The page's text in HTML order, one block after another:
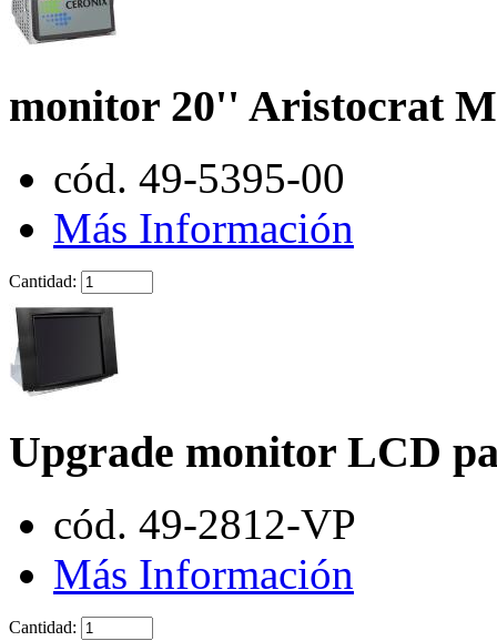
monitor 20'' Aristocrat
cód. 49-5395-00
Más Información
Cantidad:
Upgrade monitor LCD
cód. 49-2812-VP
Más Información
Cantidad: